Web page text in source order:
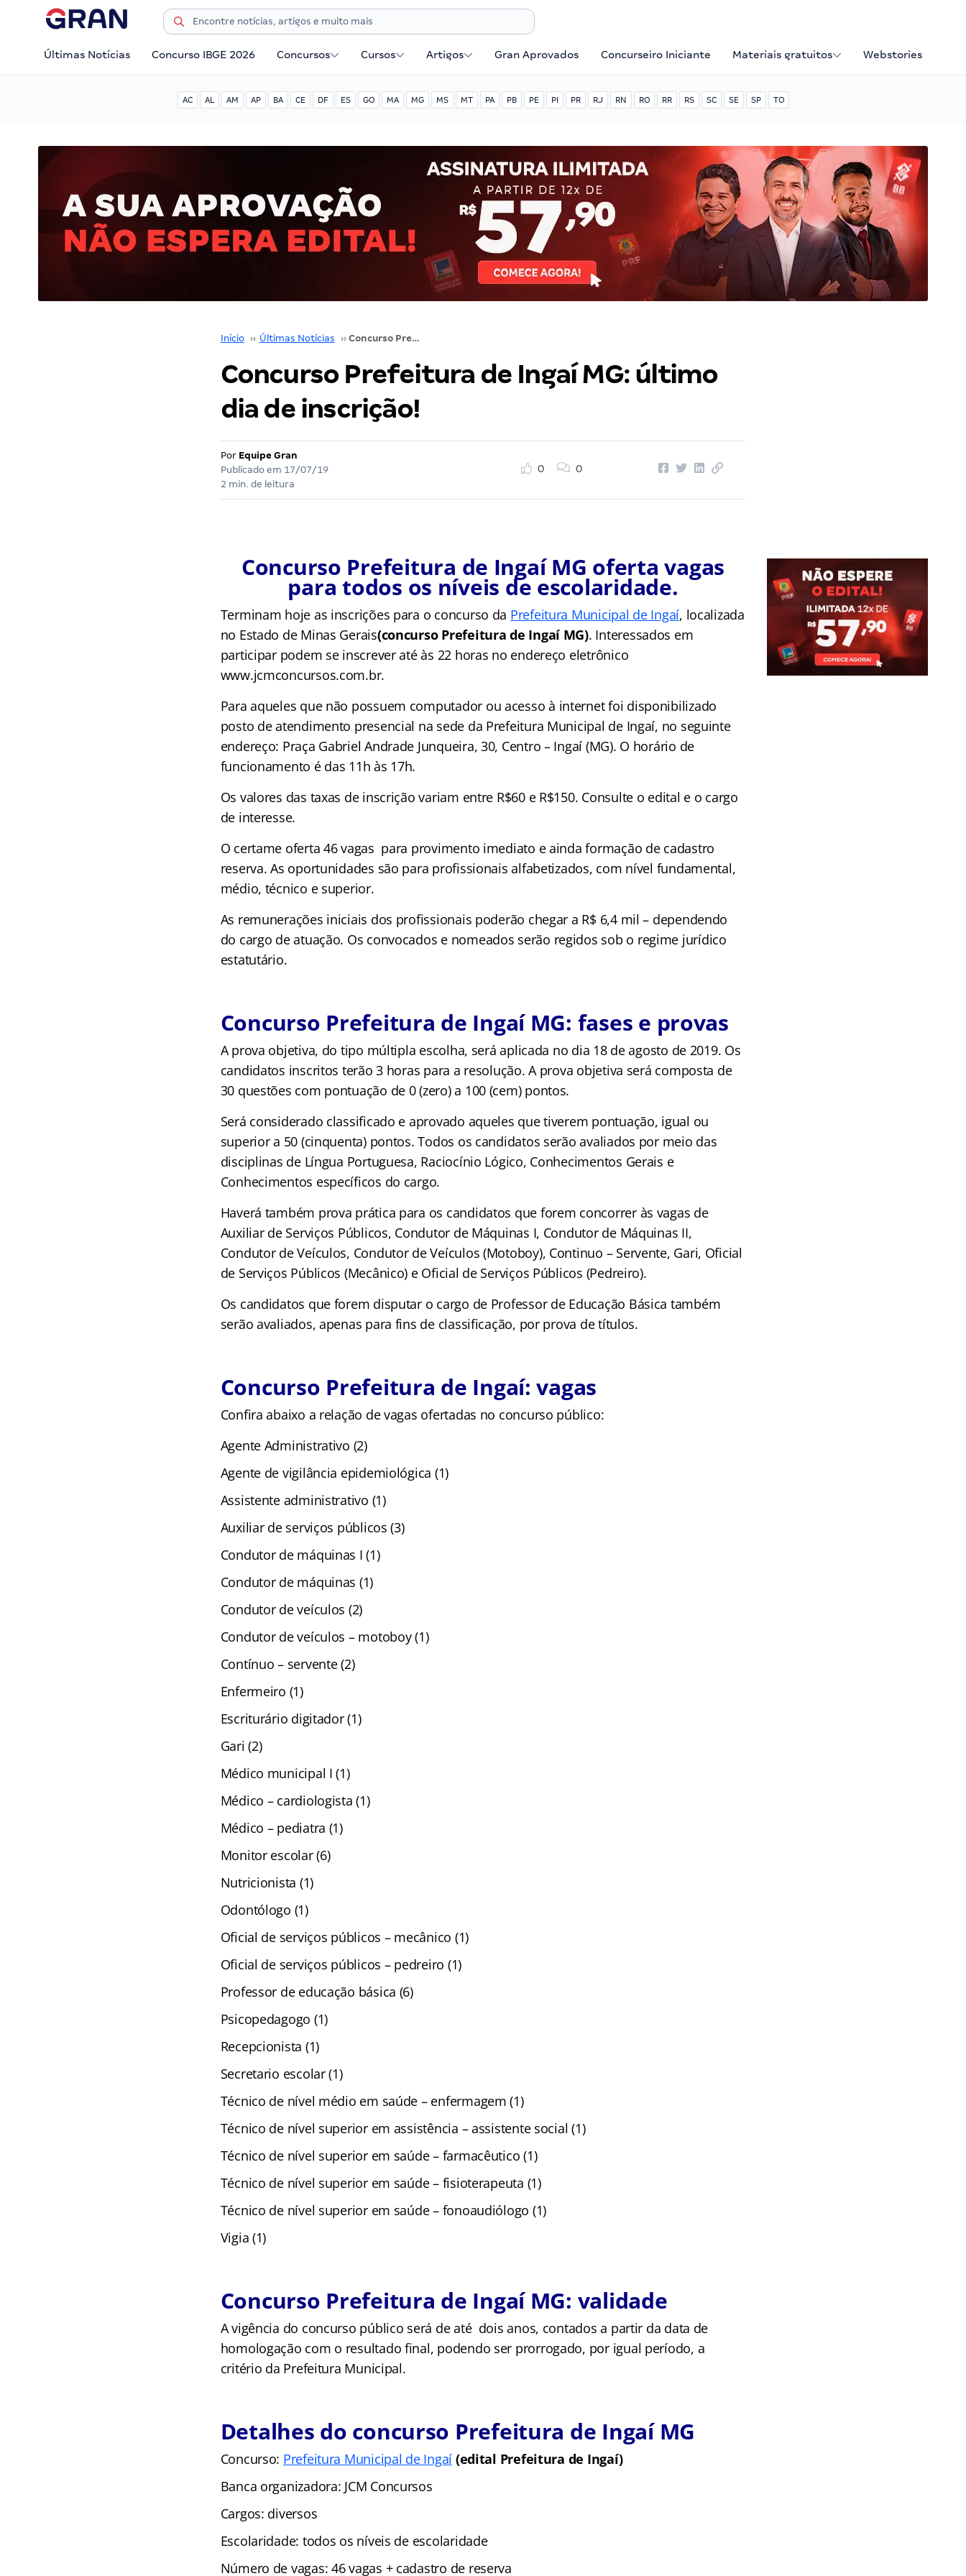
Últimas Notícias Concurso IBGE 2026 Concursos Cursos Artigos Gran Aprovados Concurseiro Iniciante Materiais gratuitos Webstories
AC AL AM AP BA CE DF ES GO MA MG MS MT PA PB PE PI PR RJ RN RO RR RS SC SE SP TO
Início ›› Últimas Notícias ›› Concurso Prefeitura de Ingaí MG: último dia de inscrição!
Concurso Prefeitura de Ingaí MG: último
dia de inscrição!
Por Equipe Gran
Publicado em 17/07/19
2 min. de leitura
0 0
Concurso Prefeitura de Ingaí MG oferta vagas
para todos os níveis de escolaridade.
Terminam hoje as inscrições para o concurso da Prefeitura Municipal de Ingaí, localizada
no Estado de Minas Gerais(concurso Prefeitura de Ingaí MG). Interessados em
participar podem se inscrever até às 22 horas no endereço eletrônico
www.jcmconcursos.com.br.
Para aqueles que não possuem computador ou acesso à internet foi disponibilizado
posto de atendimento presencial na sede da Prefeitura Municipal de Ingaí, no seguinte
endereço: Praça Gabriel Andrade Junqueira, 30, Centro – Ingaí (MG). O horário de
funcionamento é das 11h às 17h.
Os valores das taxas de inscrição variam entre R$60 e R$150. Consulte o edital e o cargo
de interesse.
O certame oferta 46 vagas para provimento imediato e ainda formação de cadastro
reserva. As oportunidades são para profissionais alfabetizados, com nível fundamental,
médio, técnico e superior.
As remunerações iniciais dos profissionais poderão chegar a R$ 6,4 mil – dependendo
do cargo de atuação. Os convocados e nomeados serão regidos sob o regime jurídico
estatutário.
Concurso Prefeitura de Ingaí MG: fases e provas
A prova objetiva, do tipo múltipla escolha, será aplicada no dia 18 de agosto de 2019. Os
candidatos inscritos terão 3 horas para a resolução. A prova objetiva será composta de
30 questões com pontuação de 0 (zero) a 100 (cem) pontos.
Será considerado classificado e aprovado aqueles que tiverem pontuação, igual ou
superior a 50 (cinquenta) pontos. Todos os candidatos serão avaliados por meio das
disciplinas de Língua Portuguesa, Raciocínio Lógico, Conhecimentos Gerais e
Conhecimentos específicos do cargo.
Haverá também prova prática para os candidatos que forem concorrer às vagas de
Auxiliar de Serviços Públicos, Condutor de Máquinas I, Condutor de Máquinas II,
Condutor de Veículos, Condutor de Veículos (Motoboy), Continuo – Servente, Gari, Oficial
de Serviços Públicos (Mecânico) e Oficial de Serviços Públicos (Pedreiro).
Os candidatos que forem disputar o cargo de Professor de Educação Básica também
serão avaliados, apenas para fins de classificação, por prova de títulos.
Concurso Prefeitura de Ingaí: vagas
Confira abaixo a relação de vagas ofertadas no concurso público:
Agente Administrativo (2)
Agente de vigilância epidemiológica (1)
Assistente administrativo (1)
Auxiliar de serviços públicos (3)
Condutor de máquinas I (1)
Condutor de máquinas (1)
Condutor de veículos (2)
Condutor de veículos – motoboy (1)
Contínuo – servente (2)
Enfermeiro (1)
Escriturário digitador (1)
Gari (2)
Médico municipal I (1)
Médico – cardiologista (1)
Médico – pediatra (1)
Monitor escolar (6)
Nutricionista (1)
Odontólogo (1)
Oficial de serviços públicos – mecânico (1)
Oficial de serviços públicos – pedreiro (1)
Professor de educação básica (6)
Psicopedagogo (1)
Recepcionista (1)
Secretario escolar (1)
Técnico de nível médio em saúde – enfermagem (1)
Técnico de nível superior em assistência – assistente social (1)
Técnico de nível superior em saúde – farmacêutico (1)
Técnico de nível superior em saúde – fisioterapeuta (1)
Técnico de nível superior em saúde – fonoaudiólogo (1)
Vigia (1)
Concurso Prefeitura de Ingaí MG: validade
A vigência do concurso público será de até dois anos, contados a partir da data de
homologação com o resultado final, podendo ser prorrogado, por igual período, a
critério da Prefeitura Municipal.
Detalhes do concurso Prefeitura de Ingaí MG
Concurso: Prefeitura Municipal de Ingaí (edital Prefeitura de Ingaí)
Banca organizadora: JCM Concursos
Cargos: diversos
Escolaridade: todos os níveis de escolaridade
Número de vagas: 46 vagas + cadastro de reserva